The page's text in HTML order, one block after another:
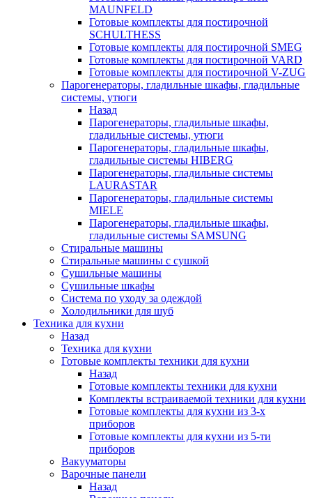
MAUNFELD
Готовые комплекты для постирочной
SCHULTHESS
Готовые комплекты для постирочной SMEG
Готовые комплекты для постирочной VARD
Готовые комплекты для постирочной V-ZUG
Парогенераторы, гладильные шкафы, гладильные
системы, утюги
Назад
Парогенераторы, гладильные шкафы,
гладильные системы, утюги
Парогенераторы, гладильные шкафы,
гладильные системы HIBERG
Парогенераторы, гладильные системы
LAURASTAR
Парогенераторы, гладильные системы
MIELE
Парогенераторы, гладильные шкафы,
гладильные системы SAMSUNG
Стиральные машины
Стиральные машины с сушкой
Сушильные машины
Сушильные шкафы
Система по уходу за одеждой
Холодильники для шуб
Техника для кухни
Назад
Техника для кухни
Готовые комплекты техники для кухни
Назад
Готовые комплекты техники для кухни
Комплекты встраиваемой техники для кухни
Готовые комплекты для кухни из 3-х
приборов
Готовые комплекты для кухни из 5-ти
приборов
Вакууматоры
Варочные панели
Назад